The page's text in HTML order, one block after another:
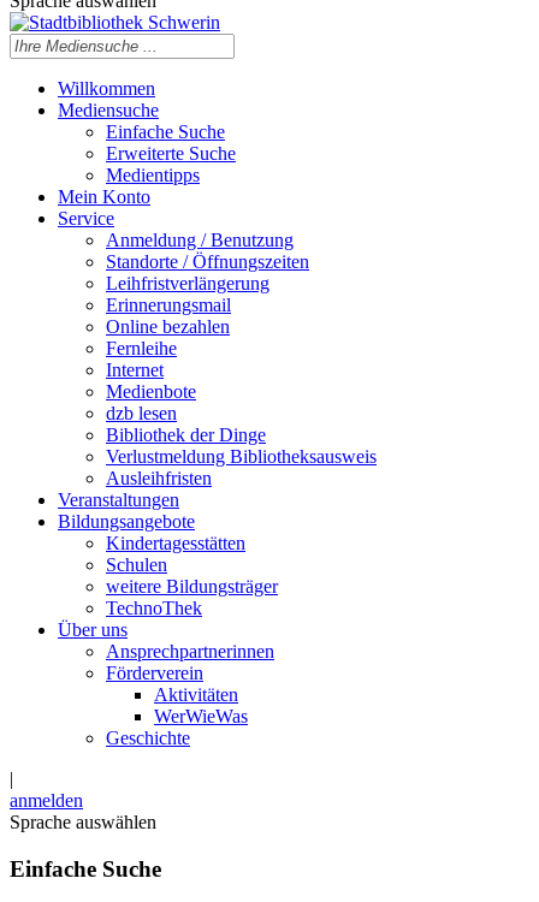
Willkommen
Mediensuche
Einfache Suche
Erweiterte Suche
Medientipps
Mein Konto
Service
Anmeldung / Benutzung
Standorte / Öffnungszeiten
Leihfristverlängerung
Erinnerungsmail
Online bezahlen
Fernleihe
Internet
Medienbote
dzb lesen
Bibliothek der Dinge
Verlustmeldung Bibliotheksausweis
Ausleihfristen
Veranstaltungen
Bildungsangebote
Kindertagesstätten
Schulen
weitere Bildungsträger
TechnoThek
Über uns
Ansprechpartnerinnen
Förderverein
Aktivitäten
WerWieWas
Geschichte
|
anmelden
Sprache auswählen
Einfache Suche